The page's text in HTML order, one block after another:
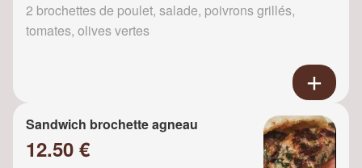
2 brochettes de poulet, salade, poivrons grillés,
tomates, olives vertes
Sandwich brochette agneau
12.50 €